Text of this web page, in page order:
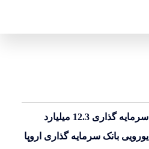
سرمایه گذاری 12.3 میلیارد
یورویی بانک سرمایه گذاری اروپا